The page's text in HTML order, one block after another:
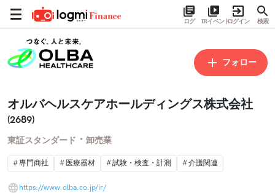
ログ IRイベントログイン 検索
フォロー
オルバヘルスケアホールディングス株式会社
(2689)
東証スタンダード ・ 卸売業
専門商社 医療器材 試験・検査・計測 介護関連
https://www.olba.co.jp/ir/